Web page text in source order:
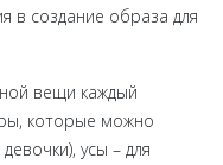
в создание образа для
вещи каждый
которые можно
усы – для